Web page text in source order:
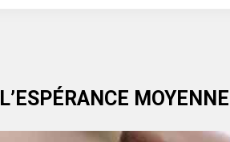
MOYENNE